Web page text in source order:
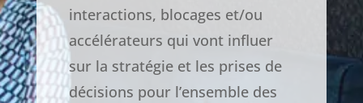
interactions, blocages et/ou
accélérateurs qui vont influer
sur la stratégie et les prises de
décisions pour l’ensemble des